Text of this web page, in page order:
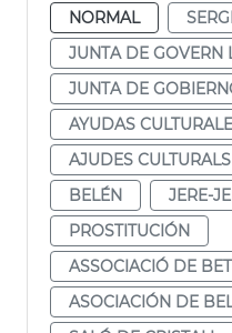
NORMAL
JUNTA DE GOVERN
JUNTA DE
AYUDAS
AJUDES CULTURALS
BELÉN
JERE-
PROSTITUCIÓN
ASSOCIACIÓ DE
ASOCIACIÓN DE